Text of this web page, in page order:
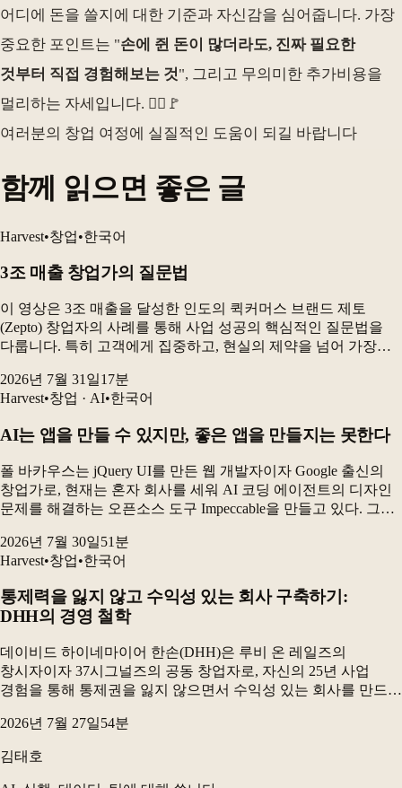
어디에 돈을 쓸지에 대한 기준과 자신감을 심어줍니다. 가장
중요한 포인트는 "손에 쥔 돈이 많더라도, 진짜 필요한
것부터 직접 경험해보는 것", 그리고 무의미한 추가비용을
멀리하는 자세입니다. 🏃‍♂️🚩
여러분의 창업 여정에 실질적인 도움이 되길 바랍니다
함께 읽으면 좋은 글
Harvest•창업•한국어
3조 매출 창업가의 질문법
이 영상은 3조 매출을 달성한 인도의 퀵커머스 브랜드 제토
(Zepto) 창업자의 사례를 통해 사업 성공의 핵심적인 질문법을
다룹니다. 특히 고객에게 집중하고, 현실의 제약을 넘어 가장
중요하다고 강조합니다. 또한 브랜드 전략이 있든 없...
2026년 7월 31일17분
Harvest•창업 · AI•한국어
AI는 앱을 만들 수 있지만, 좋은 앱을 만들지는 못한다
폴 바카우스는 jQuery UI를 만든 웹 개발자이자 Google 출신의
창업가로, 현재는 혼자 회사를 세워 AI 코딩 에이전트의 디자인
문제를 해결하는 오픈소스 도구 Impeccable을 만들고 있다. 그는
창의성보다 “무엇을 하지...
2026년 7월 30일51 분
Harvest•창업•한국어
통제력을 잃지 않고 수익성 있는 회사 구축하기:
DHH의 경영 철학
데이비드 하이네마이어 한손(DHH)은 루비 온 레일즈의
창시자이자 37시그널즈의 공동 창업자로, 자신의 25년 사업
경험을 통해 통제권을 잃지 않으면서 수익성 있는 회사를 만드는
비용을 철저히 관리하는 것이 성공의 핵심이라고 강조합...
2026년 7월 27일54분
김태호